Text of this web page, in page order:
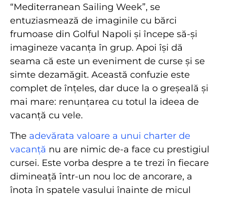
“Mediterranean Sailing Week”, se
entuziasmează de imaginile cu bărci
frumoase din Golful Napoli și începe să-și
imagineze vacanța în grup. Apoi își dă
seama că este un eveniment de curse și se
simte dezamăgit. Această confuzie este
complet de înțeles, dar duce la o greșeală și
mai mare: renunțarea cu totul la ideea de
vacanță cu vele.
The adevărata valoare a unui charter de
vacanță nu are nimic de-a face cu prestigiul
cursei. Este vorba despre a te trezi în fiecare
dimineață într-un nou loc de ancorare, a
înota în spatele vasului înainte de micul